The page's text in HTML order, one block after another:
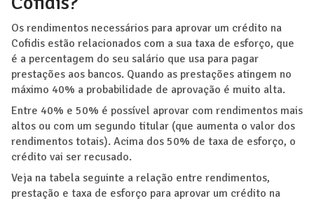
Os rendimentos necessários para aprovar um crédito na
Cofidis estão relacionados com a sua taxa de esforço, que
é a percentagem do seu salário que usa para pagar
prestações aos bancos. Quando as prestações atingem no
máximo 40% a probabilidade de aprovação é muito alta.
Entre 40% e 50% é possível aprovar com rendimentos mais
altos ou com um segundo titular (que aumenta o valor dos
rendimentos totais). Acima dos 50% de taxa de esforço, o
crédito vai ser recusado.
Veja na tabela seguinte a relação entre rendimentos,
prestação e taxa de esforço para aprovar um crédito na